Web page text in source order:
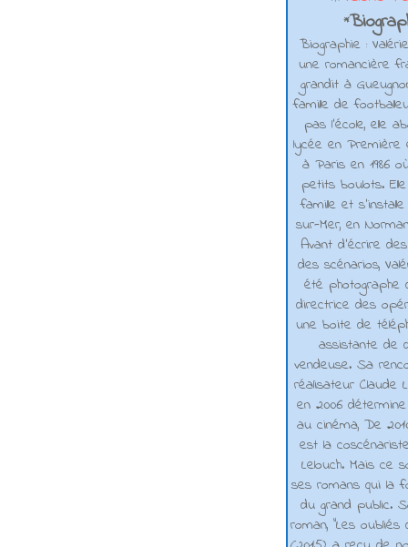
*
Biographie :
une romancière
grandit à
famille de
pas l'école, elle
lycée en
à Paris en 1986
petits boulots.
famille et
sur-Mer, en
Avant d’écrire
des scénarios,
été photographe
directrice des
une boite de
assistante de
vendeuse. Sa
réalisateur Claude
en 2006
au cinéma, De
est la
Lelouch. Mais ce
ses romans qui la
du grand public.
roman, "Les oubliés